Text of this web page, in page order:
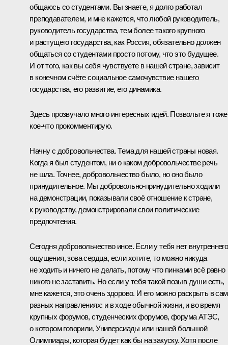
общаюсь со студентами. Вы знаете, я долго работал
преподавателем, и мне кажется, что любой руководитель,
руководитель государства, тем более такого крупного
и растущего государства, как Россия, обязательно должен
общаться со студентами просто потому, что это будущее.
И от того, как вы себя чувствуете в нашей стране, зависит
в конечном счёте социальное самочувствие нашего
государства, его развитие, его динамика.
Здесь прозвучало много интересных идей. Позвольте я тоже
кое‑что прокомментирую.
Начну с добровольчества. Тема для нашей страны новая.
Когда я был студентом, ни о каком добровольчестве речь
не шла. Точнее, добровольчество было, но оно было
принудительное. Мы добровольно-принудительно ходили
на демонстрации, показывали своё отношение к стране,
к руководству, демонстрировали свои политические
предпочтения.
Сегодня добровольчество иное. Если у тебя нет внутреннего
ощущения, зова сердца, если хотите, то можно никуда
не ходить и ничего не делать, потому что пинками всё равно
никого не заставить. Но если у тебя такой позыв души есть,
мне кажется, это очень здорово. И его можно раскрыть в
разных направлениях: и в ходе обычной жизни, и во время
крупных форумов, студенческих форумов, форума АТЭС,
о котором говорили, Универсиады или нашей большой
Олимпиады, которая будет как бы на закуску. Хотя после